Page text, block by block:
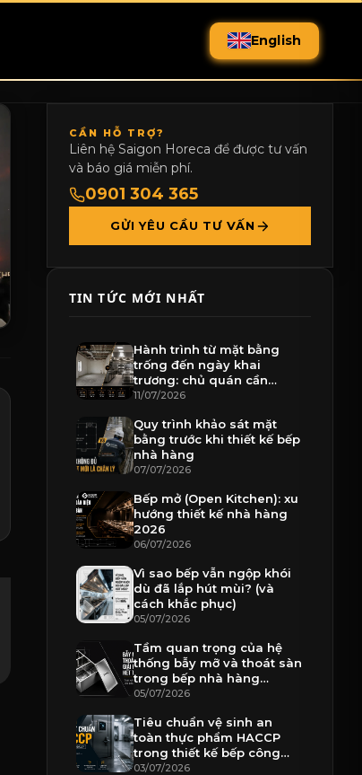
English
CẦN HỖ TRỢ?
Liên hệ Saigon Horeca để được tư vấn
và báo giá miễn phí.
0901 304 365
GỬI YÊU CẦU TƯ VẤN
TIN TỨC MỚI NHẤT
Hành trình từ mặt bằng
trống đến ngày khai
trương: chủ quán cần
chuẩn bị gì
11/07/2026
Quy trình khảo sát mặt
bằng trước khi thiết kế bếp
nhà hàng
07/07/2026
Bếp mở (Open Kitchen): xu
hướng thiết kế nhà hàng
2026
06/07/2026
Vì sao bếp vẫn ngộp khói
dù đã lắp hút mùi? (và
cách khắc phục)
05/07/2026
Tầm quan trọng của hệ
thống bẫy mỡ và thoát sàn
trong bếp nhà hàng
chuyên nghiệp
05/07/2026
Tiêu chuẩn vệ sinh an
toàn thực phẩm HACCP
trong thiết kế bếp công
nghiệp
03/07/2026